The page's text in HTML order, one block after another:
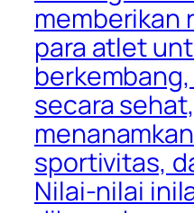
memberikan
para atlet
secara
sportivitas,
Nilai-nilai